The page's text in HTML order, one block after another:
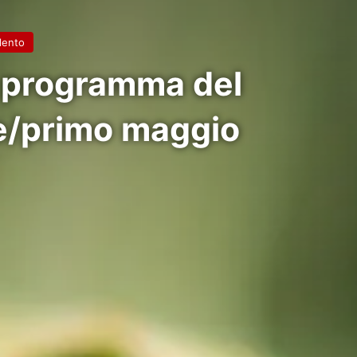
del
primo maggio